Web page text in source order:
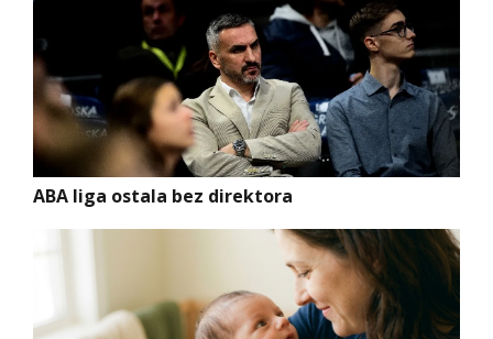
ABA liga ostala bez direktora